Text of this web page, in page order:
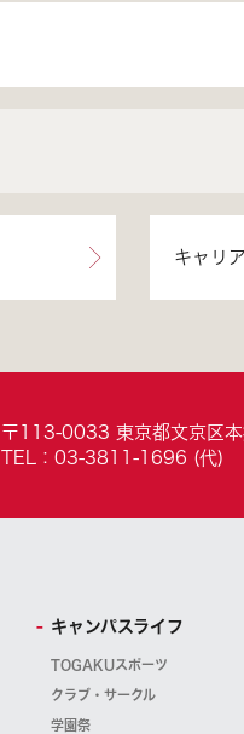
キャリ
〒113-0033 東京都文京区
TEL：03-3811-1696 (代)
キャンパスライフ
TOGAKUスポーツ
クラブ・サークル
学園祭